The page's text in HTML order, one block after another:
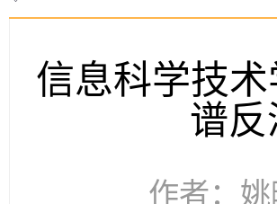
信息科学技
谱反
作者：